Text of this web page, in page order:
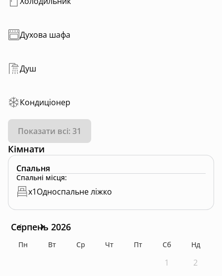
Духова шафа
Душ
Кондиціонер
Показати всі: 31
Кімнати
Спальня
Спальні місця:
x1Односпальне ліжко
Серпень 2026
Пн Вт Ср Чт Пт Сб Нд
1 2